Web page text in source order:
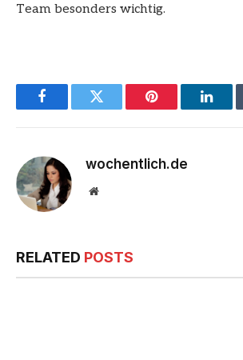
Team besonders wichtig.
FacebookTwitter Pinterest
wochentlich.de
Website
RELATED POSTS